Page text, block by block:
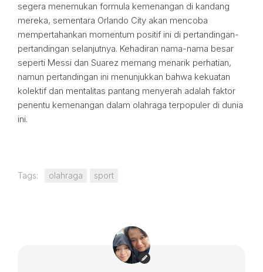
segera menemukan formula kemenangan di kandang
mereka, sementara Orlando City akan mencoba
mempertahankan momentum positif ini di pertandingan-
pertandingan selanjutnya. Kehadiran nama-nama besar
seperti Messi dan Suarez memang menarik perhatian,
namun pertandingan ini menunjukkan bahwa kekuatan
kolektif dan mentalitas pantang menyerah adalah faktor
penentu kemenangan dalam olahraga terpopuler di dunia
ini.
Tags: olahraga sport